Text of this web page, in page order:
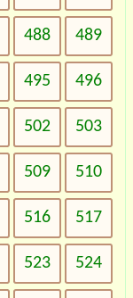
488 489
495 496
502 503
509 510
516 517
523 524